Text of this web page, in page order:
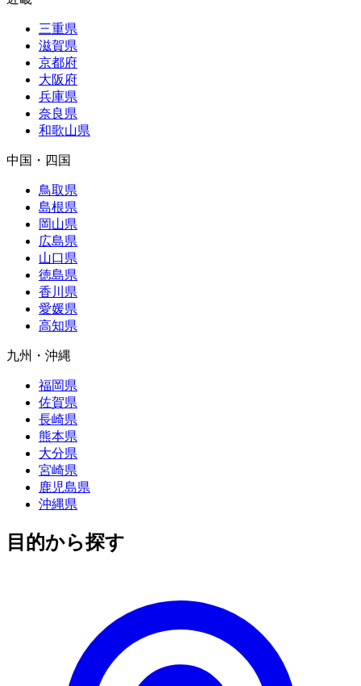
三重県
滋賀県
京都府
大阪府
兵庫県
奈良県
和歌山県
中国・四国
鳥取県
島根県
岡山県
広島県
山口県
徳島県
香川県
愛媛県
高知県
九州・沖縄
福岡県
佐賀県
長崎県
熊本県
大分県
宮崎県
鹿児島県
沖縄県
目的から探す